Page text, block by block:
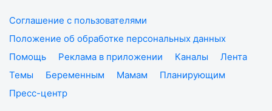
Соглашение с пользователями
Положение об обработке персональных данных
Помощь
Реклама в приложении Каналы
Лента
Темы
Беременным Мамам
Планирующим
Пресс-центр